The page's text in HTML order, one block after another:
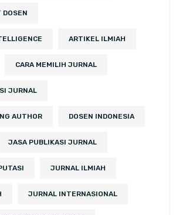
DOSEN
ARTIKEL ILMIAH
CARA MEMILIH JURNAL
JURNAL
AUTHOR DOSEN INDONESIA
JASA PUBLIKASI JURNAL
JURNAL ILMIAH
JURNAL INTERNASIONAL